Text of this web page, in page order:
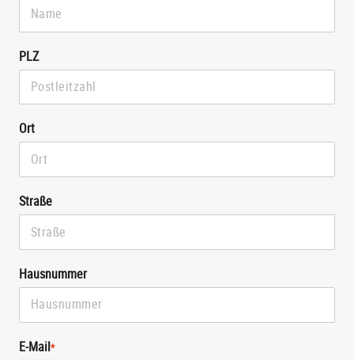
PLZ
Ort
Straße
Hausnummer
E-Mail*